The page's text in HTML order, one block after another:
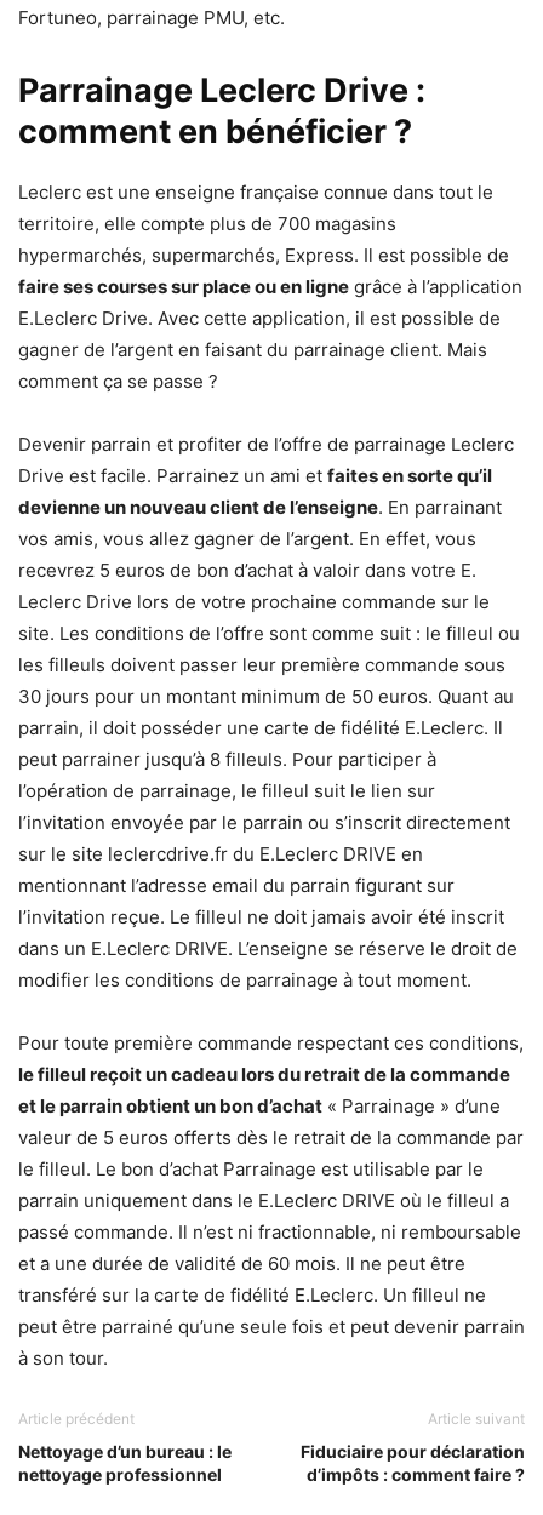
Fortuneo, parrainage PMU, etc.
Parrainage Leclerc Drive :
comment en bénéficier ?
Leclerc est une enseigne française connue dans tout le
territoire, elle compte plus de 700 magasins
hypermarchés, supermarchés, Express. Il est possible de
faire ses courses sur place ou en ligne grâce à l’application
E.Leclerc Drive. Avec cette application, il est possible de
gagner de l’argent en faisant du parrainage client. Mais
comment ça se passe ?
Devenir parrain et profiter de l’offre de parrainage Leclerc
Drive est facile. Parrainez un ami et faites en sorte qu’il
devienne un nouveau client de l’enseigne. En parrainant
vos amis, vous allez gagner de l’argent. En effet, vous
recevrez 5 euros de bon d’achat à valoir dans votre E.
Leclerc Drive lors de votre prochaine commande sur le
site. Les conditions de l’offre sont comme suit : le filleul ou
les filleuls doivent passer leur première commande sous
30 jours pour un montant minimum de 50 euros. Quant au
parrain, il doit posséder une carte de fidélité E.Leclerc. Il
peut parrainer jusqu’à 8 filleuls. Pour participer à
l’opération de parrainage, le filleul suit le lien sur
l’invitation envoyée par le parrain ou s’inscrit directement
sur le site leclercdrive.fr du E.Leclerc DRIVE en
mentionnant l’adresse email du parrain figurant sur
l’invitation reçue. Le filleul ne doit jamais avoir été inscrit
dans un E.Leclerc DRIVE. L’enseigne se réserve le droit de
modifier les conditions de parrainage à tout moment.
Pour toute première commande respectant ces conditions,
le filleul reçoit un cadeau lors du retrait de la commande
et le parrain obtient un bon d’achat « Parrainage » d’une
valeur de 5 euros offerts dès le retrait de la commande par
le filleul. Le bon d’achat Parrainage est utilisable par le
parrain uniquement dans le E.Leclerc DRIVE où le filleul a
passé commande. Il n’est ni fractionnable, ni remboursable
et a une durée de validité de 60 mois. Il ne peut être
transféré sur la carte de fidélité E.Leclerc. Un filleul ne
peut être parrainé qu’une seule fois et peut devenir parrain
à son tour.
Article précédent
Nettoyage d’un bureau : le
nettoyage professionnel
Article suivant
Fiduciaire pour déclaration
d’impôts : comment faire ?